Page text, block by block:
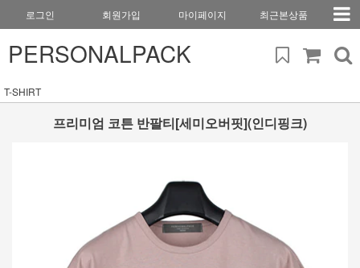
로그인 회원가입 마이페이지 최근본상품
PERSONALPACK
T-SHIRT
프리미엄 코튼 반팔티[세미오버핏](인디핑크)